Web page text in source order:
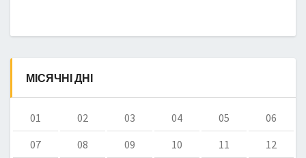
МІСЯЧНІ ДНІ
01 02 03 04 05
06
07
08 09 10 11
12